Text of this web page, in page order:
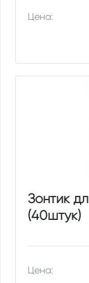
Цена:
Зонтик
(40штук)
Цена: